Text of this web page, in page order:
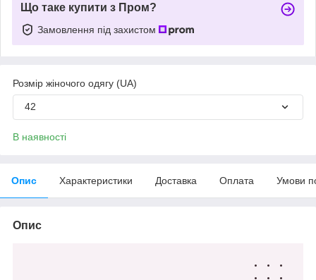
Що таке купити з Пром?
Замовлення під захистом
Розмір жіночого одягу (UA)
42
В наявності
Опис Характеристики Доставка Оплата Умови
Опис